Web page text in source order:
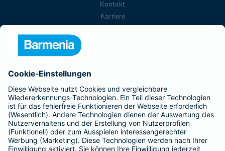
Kontakt
Karriere
Barmenia ist Teil der BarmeniaGothaer
BELIEBTE SEITEN
Kranken-Zusatzversicherung
Tierversicherungen
Haftpflichtversicherung